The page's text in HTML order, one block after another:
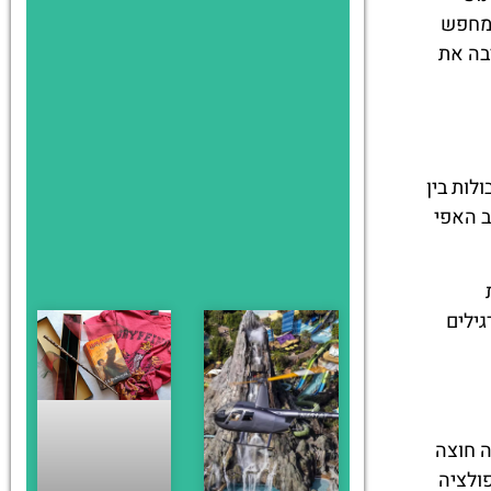
מחפש
את
בין
האפי
חוצה